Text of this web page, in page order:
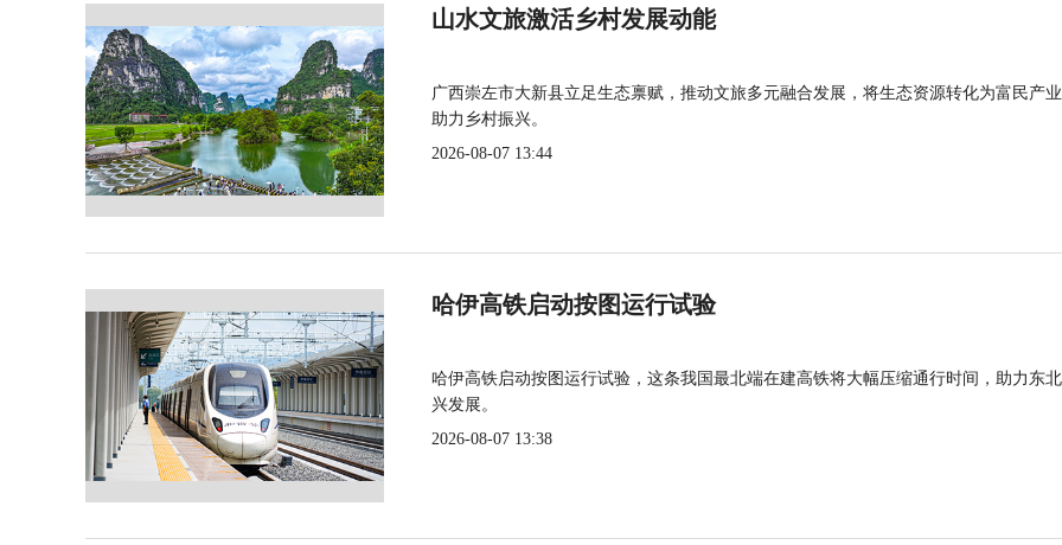
山水文旅激活乡村发展动能
广西崇左市大新县立足生态禀赋，推动文旅多元融合发展，将生态资源转化为富民产
助力乡村振兴。
2026-08-07 13:44
哈伊高铁启动按图运行试验
哈伊高铁启动按图运行试验，这条我国最北端在建高铁将大幅压缩通行时间，助力东
兴发展。
2026-08-07 13:38